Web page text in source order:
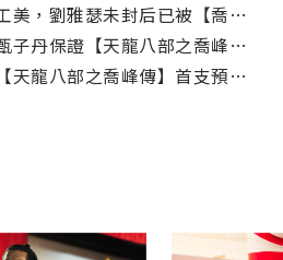
未封后已被【喬峰傳】相中︰阿紫別無他選
天龍八部之喬峰傳】忠實呈現甄氏武打風格
喬峰傳】首支預告再現丐幫「降龍十八掌」